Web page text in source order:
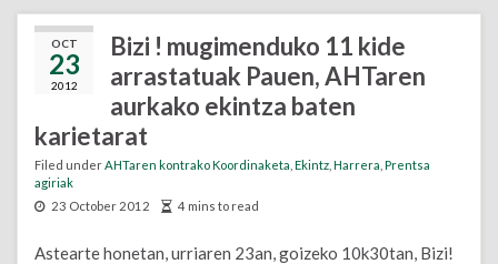
OCT
23
2012
Bizi ! mugimenduko 11 kide
arrastatuak Pauen, AHTaren
aurkako ekintza baten
karietarat
Filed underAHTaren kontrako Koordinaketa Ekintz Harrera Prentsa
agiriak
23 October 2012
4 mins to read
Astearte honetan, urriaren 23an, goizeko 10k30tan, Bizi!